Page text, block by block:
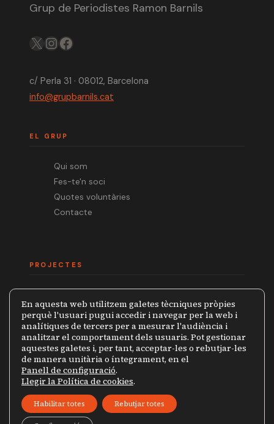
Grup de Periodistes Ramon Barnils
X IGFB
c/ Perla 31 · 08012, Barcelona
info@grupbarnils.cat
EL GRUP
Qui som
Fes-te'n soci
Quotes voluntàries
Contacte
PROJECTES
Premi Ramon Barnils
Col·lecció Periodistes
Mapa de la Censura
© 2026 Grup de Periodistes Ramon Barnils
Política de privacitat
En aquesta web utilitzem galetes tècniques pròpies
perquè l'usuari pugui accedir i navegar per la web i
analítiques de tercers per a mesurar l'audiència i
analitzar el comportament dels usuaris. Pot gestionar
aquestes galetes i, per tant, acceptar-les o rebutjar-les
de manera unitària o íntegrament, en el
Panell de configuració.
Llegir la Política de cookies.
Habilitar totes Rebutjar totes